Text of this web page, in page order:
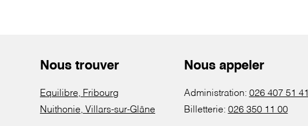
Nous trouver
Equilibre, Fribourg
Nuithonie, Villars-sur-Glâne
Nous appeler
Administration: 026 407 51 41
Billetterie: 026 350 11 00